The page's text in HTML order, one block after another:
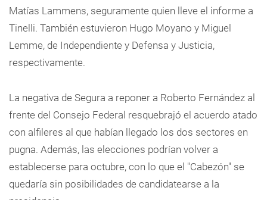
Matías Lammens, seguramente quien lleve el informe a
Tinelli. También estuvieron Hugo Moyano y Miguel
Lemme, de Independiente y Defensa y Justicia,
respectivamente.
La negativa de Segura a reponer a Roberto Fernández al
frente del Consejo Federal resquebrajó el acuerdo atado
con alfileres al que habían llegado los dos sectores en
pugna. Además, las elecciones podrían volver a
establecerse para octubre, con lo que el "Cabezón" se
quedaría sin posibilidades de candidatearse a la